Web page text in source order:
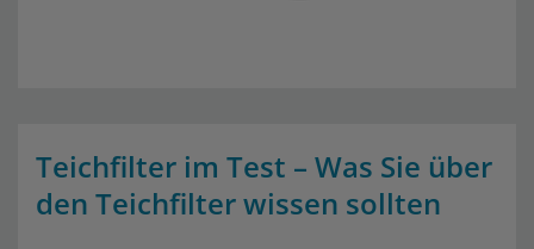
Teichfilter im Test – Was Sie über
den Teichfilter wissen sollten